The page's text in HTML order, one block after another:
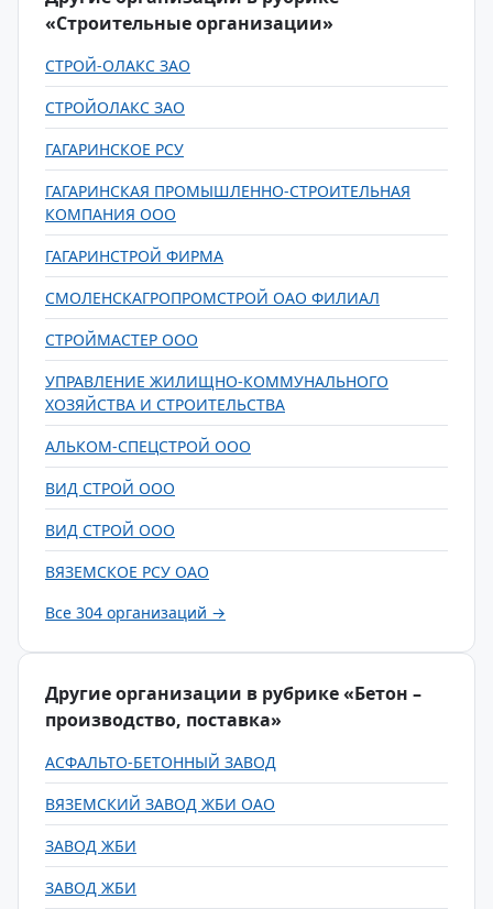
«Строительные организации»
СТРОЙ-ОЛАКС ЗАО
СТРОЙОЛАКС ЗАО
ГАГАРИНСКОЕ РСУ
ГАГАРИНСКАЯ ПРОМЫШЛЕННО-СТРОИТЕЛЬНАЯ
КОМПАНИЯ ООО
ГАГАРИНСТРОЙ ФИРМА
СМОЛЕНСКАГРОПРОМСТРОЙ ОАО ФИЛИАЛ
СТРОЙМАСТЕР ООО
УПРАВЛЕНИЕ ЖИЛИЩНО-КОММУНАЛЬНОГО
ХОЗЯЙСТВА И СТРОИТЕЛЬСТВА
АЛЬКОМ-СПЕЦСТРОЙ ООО
ВИД СТРОЙ ООО
ВИД СТРОЙ ООО
ВЯЗЕМСКОЕ РСУ ОАО
Все 304 организаций →
Другие организации в рубрике «Бетон –
производство, поставка»
АСФАЛЬТО-БЕТОННЫЙ ЗАВОД
ВЯЗЕМСКИЙ ЗАВОД ЖБИ ОАО
ЗАВОД ЖБИ
ЗАВОД ЖБИ